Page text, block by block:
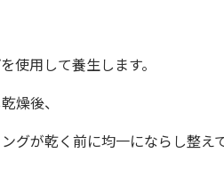
使用して養生します。
燥後、
が乾く前に均一にならし整え